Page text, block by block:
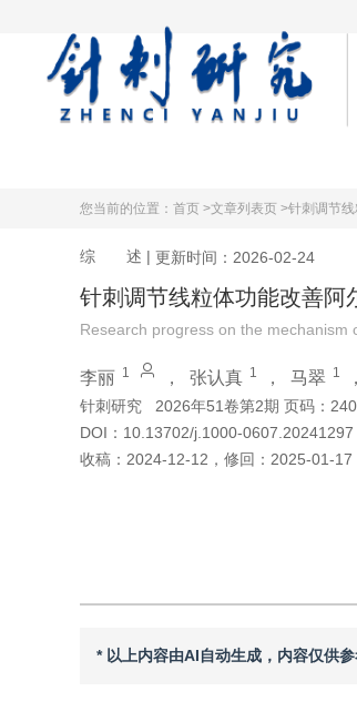
您当前的位置： 首页 >文章列表页 >针刺调节
综 述 | 更新时间：2026-02-24
针刺调节线粒体功能改善阿
Research progress on the mechanism
李丽 1 ， 张认真 1 ， 马翠 1
针刺研究
2026年51卷第2期 页码：
DOI： 10.13702/j.1000-0607.20241297
收稿： 2024-12-12 ， 修回： 2025-01-17
* 以上内容由AI自动生成，内容仅供